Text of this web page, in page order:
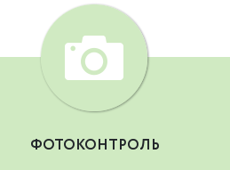
ФОТОКОНТРОЛЬ